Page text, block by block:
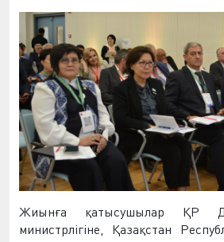
Жиынға қатысушылар ҚР
министрлігіне, Қазақстан